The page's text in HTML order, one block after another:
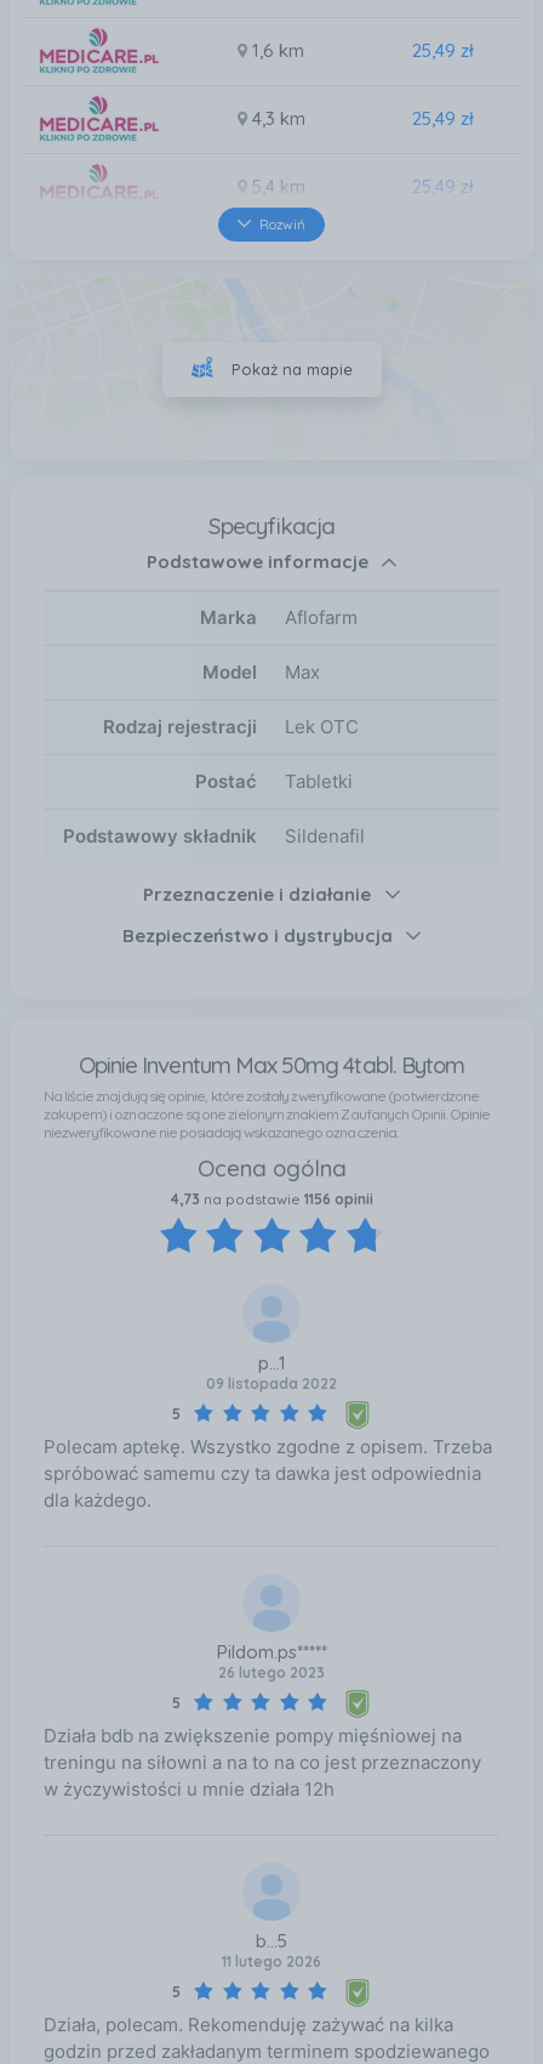
1,6 km 25,49 zł
4,3 km 25,49 zł
5,4 km 25,49 zł
Rozwiń
Pokaż na mapie
Specyfikacja
Podstawowe informacje
Marka Aflofarm
Model Max
Rodzaj rejestracji Lek OTC
Postać Tabletki
Podstawowy składnik Sildenafil
Przeznaczenie i działanie
Bezpieczeństwo i dystrybucja
Opinie Inventum Max 50mg 4tabl. Bytom
Na liście znajdują się opinie, które zostały zweryfikowane (potwierdzone
zakupem) i oznaczone są one zielonym znakiem Zaufanych Opinii. Opinie
niezweryfikowane nie posiadają wskazanego oznaczenia.
Ocena ogólna
4,73 na podstawie 1156 opinii
p...1
09 listopada 2022
5
Polecam aptekę. Wszystko zgodne z opisem. Trzeba
spróbować samemu czy ta dawka jest odpowiednia
dla każdego.
Pildom.ps*****
26 lutego 2023
5
Działa bdb na zwiększenie pompy mięśniowej na
treningu na siłowni a na to na co jest przeznaczony
w życzywistości u mnie działa 12h
b...5
11 lutego 2026
5
Działa, polecam. Rekomenduję zażywać na kilka
godzin przed zakładanym terminem spodziewanego